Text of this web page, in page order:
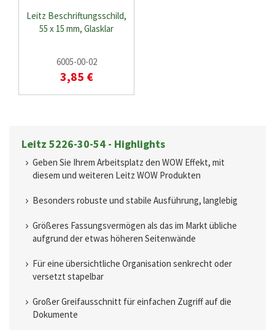
Leitz Beschriftungsschild,
55 x 15 mm, Glasklar
6005-00-02
3,85 €
Leitz 5226-30-54 - Highlights
Geben Sie Ihrem Arbeitsplatz den WOW Effekt, mit
diesem und weiteren Leitz WOW Produkten
Besonders robuste und stabile Ausführung, langlebig
Größeres Fassungsvermögen als das im Markt übliche
aufgrund der etwas höheren Seitenwände
Für eine übersichtliche Organisation senkrecht oder
versetzt stapelbar
Großer Greifausschnitt für einfachen Zugriff auf die
Dokumente